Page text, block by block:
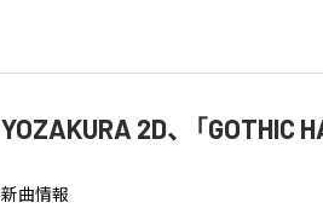
YOZAKURA 2D、「GOTHIC
新曲情報